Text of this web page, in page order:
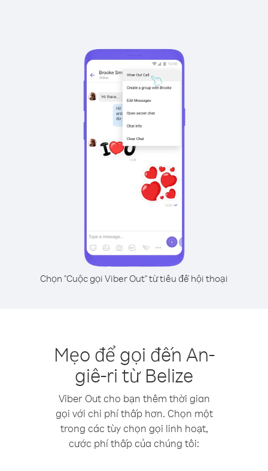
Chọn "Cuộc gọi Viber Out" từ tiêu đề hội thoại
Mẹo để gọi đến An-
giê-ri từ Belize
Viber Out cho bạn thêm thời gian
gọi với chi phí thấp hơn. Chọn một
trong các tùy chọn gọi linh hoạt,
cước phí thấp của chúng tôi: